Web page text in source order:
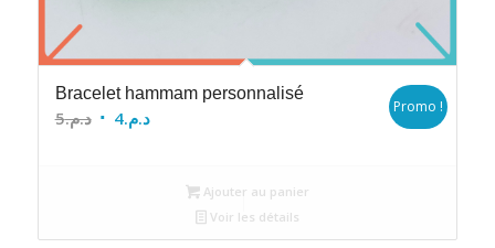
Bracelet hammam personnalisé
د.م.5
Le
د.م.4
Le
Promo !
Ajouter au panier
Voir les détails